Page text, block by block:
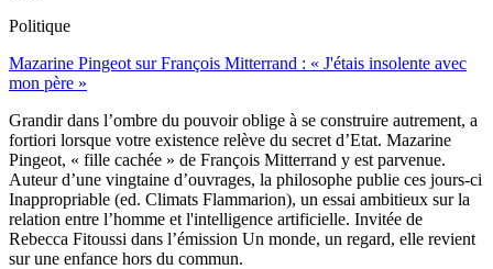
Politique
Mazarine Pingeot sur François Mitterrand : « J'étais insolente avec
mon père »
Grandir dans l’ombre du pouvoir oblige à se construire autrement, a
fortiori lorsque votre existence relève du secret d’Etat. Mazarine
Pingeot, « fille cachée » de François Mitterrand y est parvenue.
Auteur d’une vingtaine d’ouvrages, la philosophe publie ces jours-ci
Inappropriable (ed. Climats Flammarion), un essai ambitieux sur la
relation entre l’homme et l'intelligence artificielle. Invitée de
Rebecca Fitoussi dans l’émission Un monde, un regard, elle revient
sur une enfance hors du commun.